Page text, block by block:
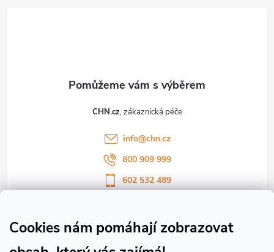
Cookies nám pomáhají zobrazovat
CHN.cz
info@chn.cz
800 909 999
602 532 489
Sledujte náš vlog CHN_CZ